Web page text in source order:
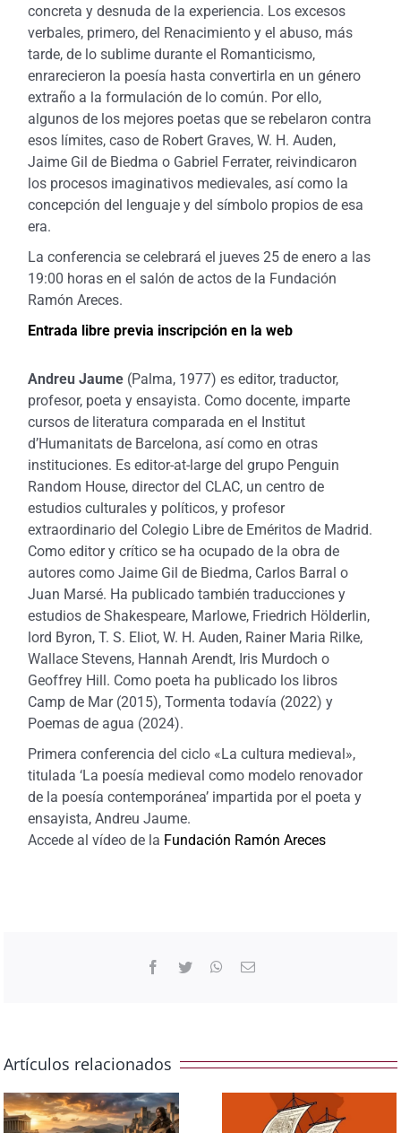
concreta y desnuda de la experiencia. Los excesos
verbales, primero, del Renacimiento y el abuso, más
tarde, de lo sublime durante el Romanticismo,
enrarecieron la poesía hasta convertirla en un género
extraño a la formulación de lo común. Por ello,
algunos de los mejores poetas que se rebelaron contra
esos límites, caso de Robert Graves, W. H. Auden,
Jaime Gil de Biedma o Gabriel Ferrater, reivindicaron
los procesos imaginativos medievales, así como la
concepción del lenguaje y del símbolo propios de esa
era.
La conferencia se celebrará el jueves 25 de enero a las
19:00 horas en el salón de actos de la Fundación
Ramón Areces.
Entrada libre previa inscripción en la web
Andreu Jaume(Palma, 1977) es editor, traductor,
profesor, poeta y ensayista. Como docente, imparte
cursos de literatura comparada en el Institut
d’Humanitats de Barcelona, así como en otras
instituciones. Es editor-at-large del grupo Penguin
Random House, director del CLAC, un centro de
estudios culturales y políticos, y profesor
extraordinario del Colegio Libre de Eméritos de Madrid.
Como editor y crítico se ha ocupado de la obra de
autores como Jaime Gil de Biedma, Carlos Barral o
Juan Marsé. Ha publicado también traducciones y
estudios de Shakespeare, Marlowe, Friedrich Hölderlin,
lord Byron, T. S. Eliot, W. H. Auden, Rainer Maria Rilke,
Wallace Stevens, Hannah Arendt, Iris Murdoch o
Geoffrey Hill. Como poeta ha publicado los libros
Camp de Mar (2015), Tormenta todavía (2022) y
Poemas de agua (2024).
Primera conferencia del ciclo «La cultura medieval»,
titulada ‘La poesía medieval como modelo renovador
de la poesía contemporánea’ impartida por el poeta y
ensayista, Andreu Jaume.
Accede al vídeo de la Fundación Ramón Areces
Facebook
Twitter WhatsApp
Correo
Artículos relacionados